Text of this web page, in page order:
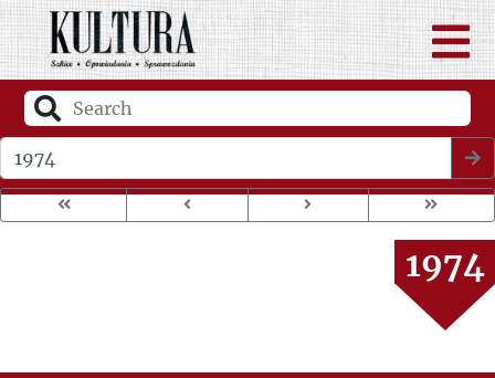
1970
1971
1972
1973
1974
1975